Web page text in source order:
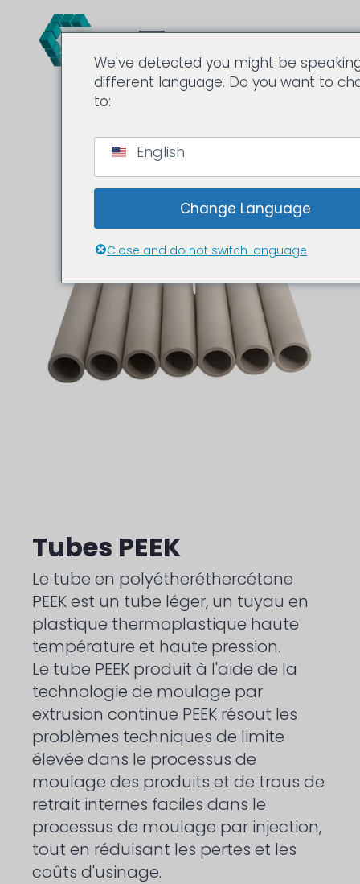
Tubes PEEK
Le tube en polyétheréthercétone
PEEK est un tube léger, un tuyau en
plastique thermoplastique haute
température et haute pression.
Le tube PEEK produit à l'aide de la
technologie de moulage par
extrusion continue PEEK résout les
problèmes techniques de limite
élevée dans le processus de
moulage des produits et de trous de
retrait internes faciles dans le
processus de moulage par injection,
tout en réduisant les pertes et les
coûts d'usinage.
We've detected you might be
different language. Do you want to
to:
English
Change Language
Close and do not switch language